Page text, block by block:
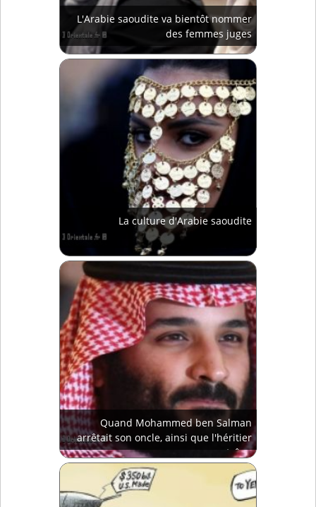
L'Arabie saoudite va bientôt nommer
des femmes juges
La culture d'Arabie saoudite
Quand Mohammed ben Salman
arrêtait son oncle, ainsi que l'héritier
au trône